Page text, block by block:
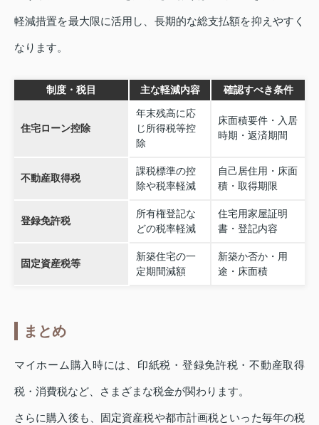
軽減措置を最大限に活用し、長期的な総支払額を抑えやすく
なります。
制度・税目 主な軽減内容 確認すべき条件
住宅ローン控除
年末残高に応
じ所得税等控
除
床面積要件・入居
時期・返済期間
不動産取得税
課税標準の控
除や税率軽減
自己居住用・床面
積・取得期限
登録免許税
所有権登記な
どの税率軽減
住宅用家屋証明
書・登記内容
固定資産税等
新築住宅の一
定期間減額
新築か否か・用
途・床面積
まとめ
マイホーム購入時には、印紙税・登録免許税・不動産取得
税・消費税など、さまざまな税金が関わります。
さらに購入後も、固定資産税や都市計画税といった毎年の税